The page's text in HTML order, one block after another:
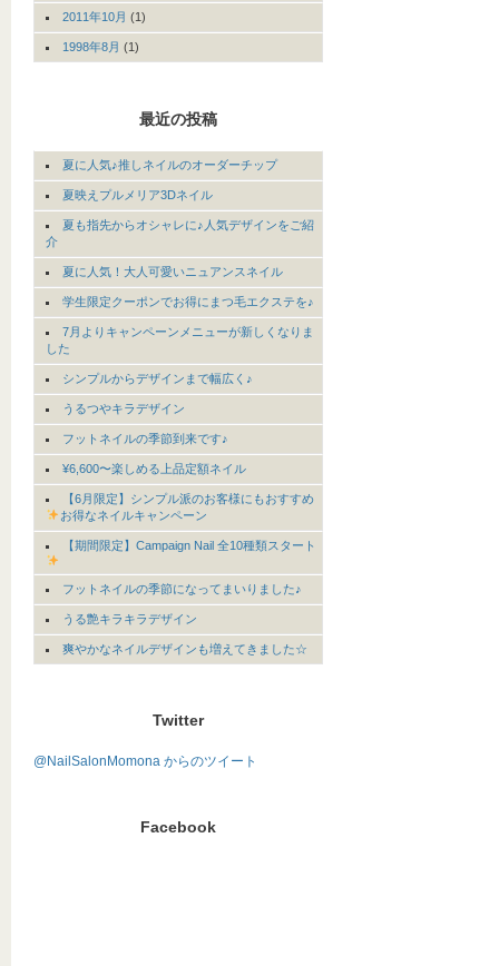
2011年10月 (1)
1998年8月 (1)
最近の投稿
夏に人気♪推しネイルのオーダーチップ
夏映えプルメリア3Dネイル
夏も指先からオシャレに♪人気デザインをご紹
介
夏に人気！大人可愛いニュアンスネイル
学生限定クーポンでお得にまつ毛エクステを♪
7月よりキャンペーンメニューが新しくなりま
した
シンプルからデザインまで幅広く♪
うるつやキラデザイン
フットネイルの季節到来です♪
¥6,600〜楽しめる上品定額ネイル
【6月限定】シンプル派のお客様にもおすすめ
お得なネイルキャンペーン
【期間限定】Campaign Nail 全10種類スタート
フットネイルの季節になってまいりました♪
うる艶キラキラデザイン
爽やかなネイルデザインも増えてきました☆
Twitter
@NailSalonMomona からのツイート
Facebook